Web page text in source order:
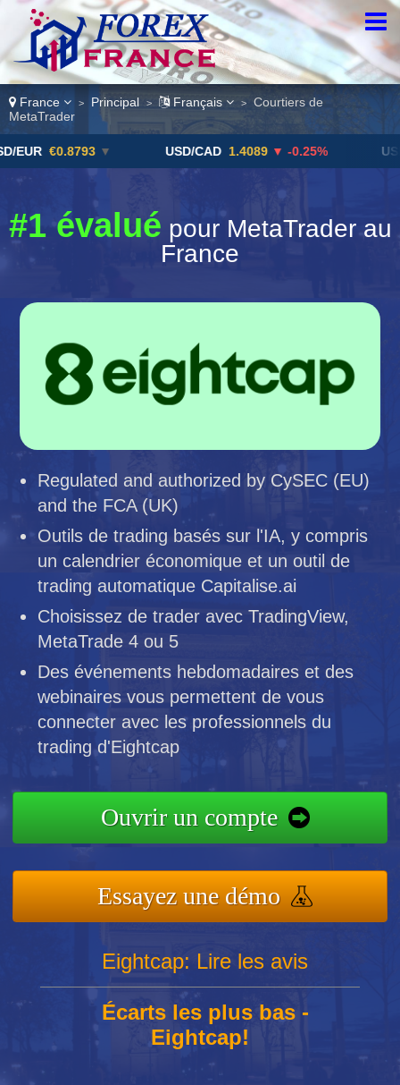
France > Principal > Français >
Courtiers de
MetaTrader
€0.8793 ▼ USD/CAD 1.4089 ▼ -0.25% USD/JPY
#1 évalué pour MetaTrader au
France
Regulated and authorized by CySEC (EU)
and the FCA (UK)
Outils de trading basés sur l'IA, y compris
un calendrier économique et un outil de
trading automatique Capitalise.ai
Choisissez de trader avec TradingView,
MetaTrade 4 ou 5
Des événements hebdomadaires et des
webinaires vous permettent de vous
connecter avec les professionnels du
trading d'Eightcap
Ouvrir un compte
Essayez une démo
Eightcap: Lire les avis
Écarts les plus bas -
Eightcap!